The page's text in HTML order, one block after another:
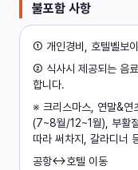
불포함 사항
① 개인경비, 호텔벨보
② 식사시 제공되는 음
합니다.
※ 크리스마스, 연말&연
(7~8월/12~1월), 부활
따라 써차지, 갈라디너
공항↔호텔 이동